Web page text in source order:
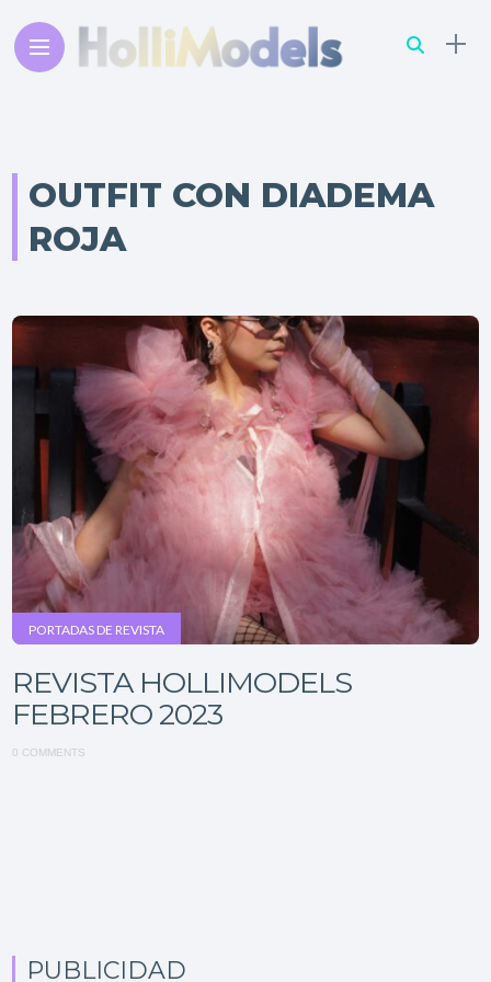
OUTFIT CON DIADEMA
ROJA
PORTADAS DE REVISTA
REVISTA HOLLIMODELS
FEBRERO 2023
0 COMMENTS
PUBLICIDAD